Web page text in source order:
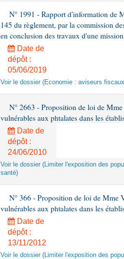
N° 1991 - Rapport d'information de
145 du règlement, par la commission
en conclusion des travaux d'une
Date de
dépôt :
05/06/2019
Voir le dossier (Economie : aviseurs
N° 2663 - Proposition de loi de
vulnérables aux phtalates dans les
Date de
dépôt :
24/06/2010
Voir le dossier (Limiter l'exposition des
santé)
N° 366 - Proposition de loi de Mme
vulnérables aux phtalates dans les
Date de
dépôt :
13/11/2012
Voir le dossier (Limiter l'exposition des